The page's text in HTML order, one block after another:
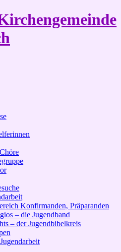
Konfirmanden, Präparanden
– die Jugendband
– der Jugendbibelkreis